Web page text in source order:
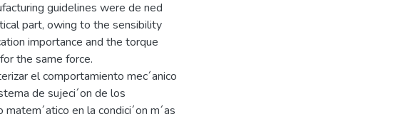
guidelines were de ned
part, owing to the sensibility
importance and the torque
the same force.
el comportamiento mec´anico
de sujeci´on de los
en la condici´on m´as